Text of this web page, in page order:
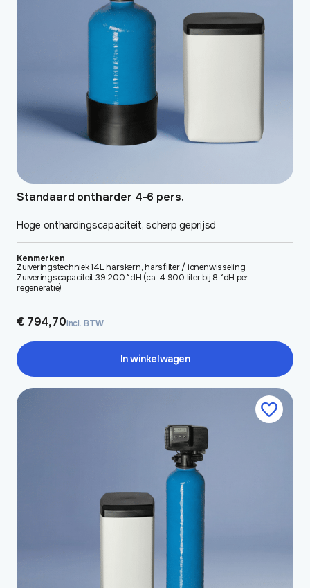
Standaard ontharder 4-6 pers.
Hoge onthardingscapaciteit, scherp geprijsd
Kenmerken
Zuiveringstechniek 14L harskern, harsfilter / ionenwisseling
Zuiveringscapaciteit 39.200 °dH (ca. 4.900 liter bij 8 °dH per
regeneratie)
€794,70incl. BTW
In winkelwagen